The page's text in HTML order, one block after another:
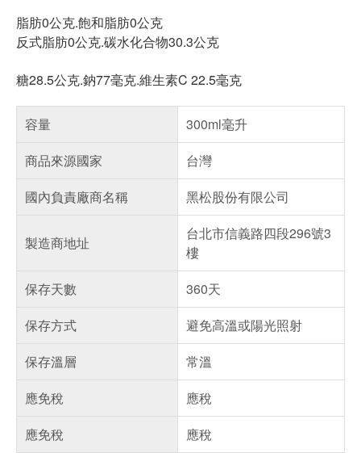
脂肪0公克.飽和脂肪0公克
反式脂肪0公克.碳水化合物30.3公克
糖28.5公克.鈉77毫克.維生素C 22.5毫克
容量
300ml毫升
商品來源國家
台灣
國內負責廠商名稱
黑松股份有限公司
製造商地址
台北市信義路四段296號3
樓
保存天數
360天
保存方式
避免高溫或陽光照射
保存溫層
常溫
應免稅
應稅
應免稅
應稅